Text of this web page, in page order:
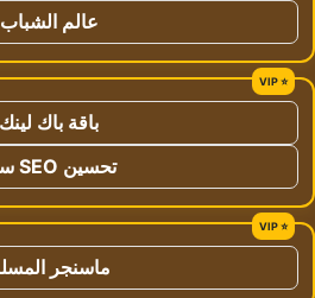
عالم الشباب
باقة باك لينك
تحسين SEO سلة
ماسنجر